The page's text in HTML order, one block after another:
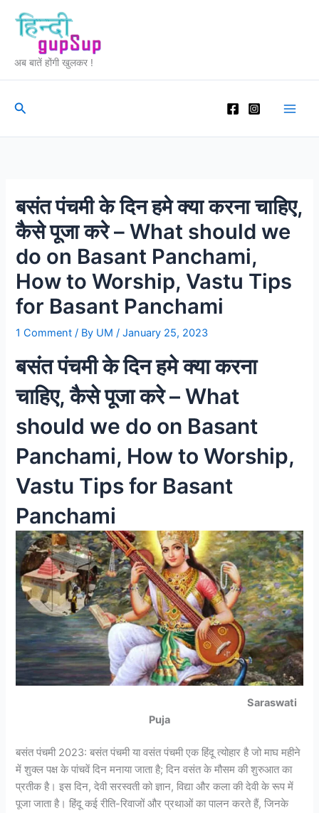
content
अब बातें होंगी खुलकर !
Search
बसंत पंचमी के दिन हमे क्या करना चाहिए,
कैसे पूजा करे – What should we
do on Basant Panchami,
How to Worship, Vastu Tips
for Basant Panchami
1 Comment / By UM/January 25, 2023
बसंत पंचमी के दिन हमे क्या करना
चाहिए, कैसे पूजा करे – What
should we do on Basant
Panchami, How to Worship,
Vastu Tips for Basant
Panchami
Saraswati
Puja
बसंत पंचमी 2023: बसंत पंचमी या वसंत पंचमी एक हिंदू त्योहार है जो माघ महीने
में शुक्ल पक्ष के पांचवें दिन मनाया जाता है; दिन वसंत के मौसम की शुरुआत का
प्रतीक है। इस दिन, देवी सरस्वती को ज्ञान, विद्या और कला की देवी के रूप में
पूजा जाता है। हिंदू कई रीति-रिवाजों और प्रथाओं का पालन करते हैं, जिनके